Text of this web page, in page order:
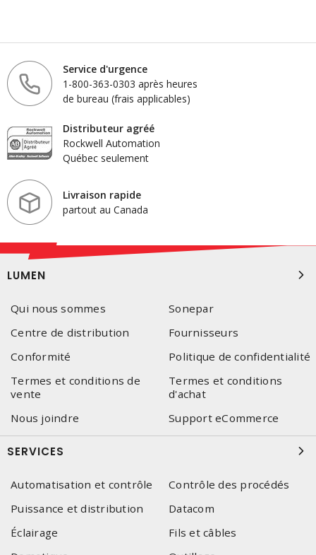
Service d'urgence
1-800-363-0303 après heures
de bureau (frais applicables)
Distributeur agréé
Rockwell Automation
Québec seulement
Livraison rapide
partout au Canada
LUMEN
Qui nous sommes
Sonepar
Centre de distribution
Fournisseurs
Conformité
Politique de confidentialité
Termes et conditions de
vente
Termes et conditions
d'achat
Nous joindre
Support eCommerce
SERVICES
Automatisation et contrôle
Contrôle des procédés
Puissance et distribution
Datacom
Éclairage
Fils et câbles